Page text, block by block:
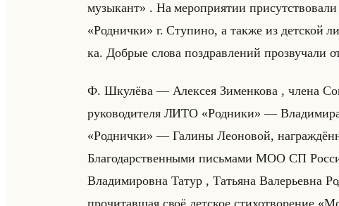
музыкант» . На ме­ро­при­ятии
«Роднички» г. Сту­пи­но, а также из дет­ской
ка. Доб­рые слова по­здрав­ле­ний про­зву­ча­ли
Ф. Шку­лё­ва — Алек­сея Зи­мен­ко­ва , члена
ру­ко­во­ди­те­ля ЛИТО «Родники» — Вла­ди­ми­ра
«Роднички» — Га­ли­ны Лео­но­вой,
Бла­го­дар­ствен­ны­ми письма­ми МОО СП
Вла­ди­ми­ров­на Татур , Та­тья­на Ва­ле­рьев­на